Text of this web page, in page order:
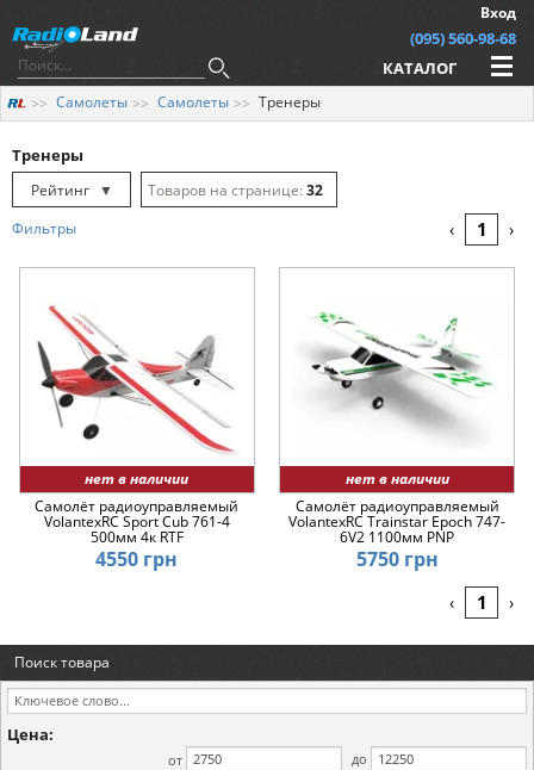
Вход
(095) 560-98-68
КАТАЛОГ
Самолеты Самолеты Тренеры
Тренеры
Рейтинг
▼
Рейтинг
Цена ▲
Цена ▼
32
Фильтры ‹ 1 ›
нет в наличии
Самолёт радиоуправляемый
VolantexRC Sport Cub 761-4
500мм 4к RTF
4550 грн
нет в наличии
Самолёт радиоуправляемый
VolantexRC Trainstar Epoch 747-
6V2 1100мм PNP
5750 грн
‹ 1 ›
Поиск товара
Цена:
от до